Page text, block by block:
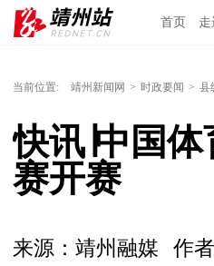
首页 走
当前位置: 靖州新闻网 > 时政要闻 > 县
快讯∣中国
赛开赛
来源：靖州融媒 作